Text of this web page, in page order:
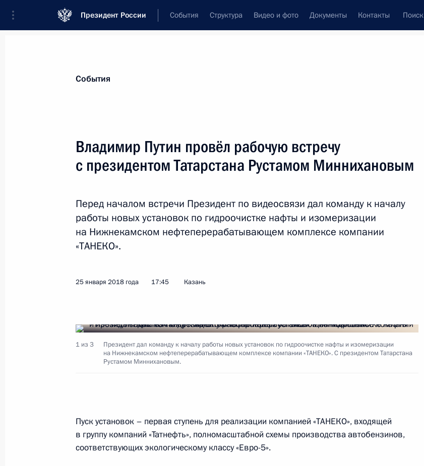
Президент России События Структура Видео и фото Документы Контакты Поиск
Показать следующие материалы
12 февраля 2019 года, 22:15
Расширенное заседание президиума Госсовета по вопросам
благоприятной городской среды
Встреча с командой «КамАЗ-мастер»
12 февраля 2019 года, 19:20
и городская среда»
12 февраля 2019 года, 18:15
События
Владимир Путин провёл рабочую встречу
с президентом Татарстана Рустамом Миннихановым
Перед началом встречи Президент по видеосвязи дал команду к началу
работы новых установок по гидроочистке нафты и изомеризации
на Нижнекамском нефтеперерабатывающем комплексе компании
«ТАНЕКО».
25 января 2018 года 17:45 Казань
1 из 3
Президент дал команду к началу работы новых установок по гидроочистке нафты и изомеризации
на Нижнекамском нефтеперерабатывающем комплексе компании «ТАНЕКО». С президентом Татарстана
Рустамом Миннихановым.
Пуск установок – первая ступень для реализации компанией «ТАНЕКО», входящей
в группу компаний «Татнефть», полномасштабной схемы производства автобензинов,
соответствующих экологическому классу «Евро-5».